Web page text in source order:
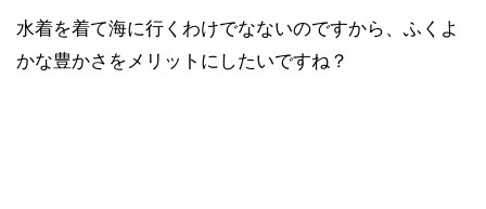
水着を着て海に行くわけでなないのですから、ふくよ
かな豊かさをメリットにしたいですね？